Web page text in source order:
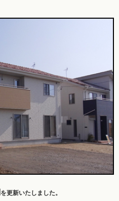
を更新いたしました。